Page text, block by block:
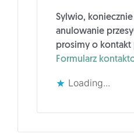
Sylwio,
anulowanie
prosimy o kontakt
Formularz
Loading...